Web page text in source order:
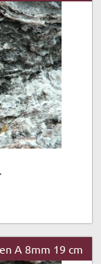
A 8mm 19 cm